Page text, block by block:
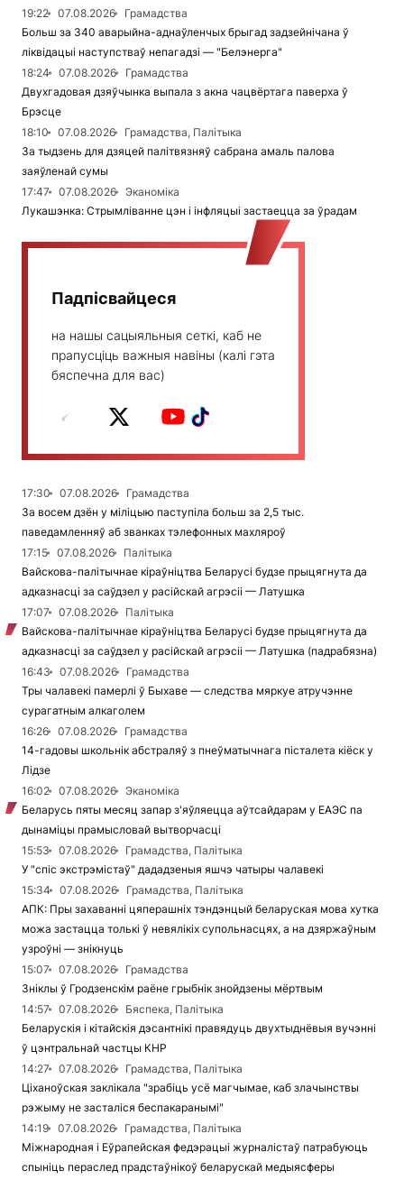
19:22 07.08.2026
Грамадства
Больш за 340 аварыйна-аднаўленчых брыгад задзейнічана ў
ліквідацыі наступстваў непагадзі — "Белэнерга"
18:24
07.08.2026
Грамадства
Двухгадовая дзяўчынка выпала з акна чацвёртага паверха ў
Брэсце
18:10
07.08.2026
Грамадства, Палітыка
За тыдзень для дзяцей палітвязняў сабрана амаль палова
заяўленай сумы
17:47
07.08.2026
Эканоміка
Лукашэнка: Стрымліванне цэн і інфляцыі застаецца за ўрадам
Падпісвайцеся
на нашы сацыяльныя сеткі, каб не
прапусціць важныя навіны (калі гэта
бяспечна для вас)
17:30 07.08.2026
Грамадства
За восем дзён у міліцыю паступіла больш за 2,5 тыс.
паведамленняў аб званках тэлефонных махляроў
17:15
07.08.2026
Палітыка
Вайскова-палітычнае кіраўніцтва Беларусі будзе прыцягнута да
адказнасці за саўдзел у расійскай агрэсіі — Латушка
17:07
07.08.2026
Палітыка
Вайскова-палітычнае кіраўніцтва Беларусі будзе прыцягнута да
адказнасці за саўдзел у расійскай агрэсіі — Латушка (падрабязна)
16:43
07.08.2026
Грамадства
Тры чалавекі памерлі ў Быхаве — следства мяркуе атручэнне
сурагатным алкаголем
16:26
07.08.2026
Грамадства
14-гадовы школьнік абстраляў з пнеўматычнага пісталета кіёск у
Лідзе
16:02
07.08.2026
Эканоміка
Беларусь пяты месяц запар з'яўляецца аўтсайдарам у ЕАЭС па
дынаміцы прамысловай вытворчасці
15:53
07.08.2026
Грамадства, Палітыка
У "спіс экстрэмістаў" дададзеныя яшчэ чатыры чалавекі
15:34
07.08.2026
Грамадства, Палітыка
АПК: Пры захаванні цяперашніх тэндэнцый беларуская мова хутка
можа застацца толькі ў невялікіх супольнасцях, а на дзяржаўным
узроўні — знікнуць
15:07
07.08.2026
Грамадства
Зніклы ў Гродзенскім раёне грыбнік знойдзены мёртвым
14:57
07.08.2026
Бяспека, Палітыка
Беларускія і кітайскія дэсантнікі правядуць двухтыднёвыя вучэнні
ў цэнтральнай частцы КНР
14:27
07.08.2026
Грамадства, Палітыка
Ціханоўская заклікала "зрабіць усё магчымае, каб злачынствы
рэжыму не засталіся беспакаранымі"
14:19
07.08.2026
Грамадства, Палітыка
Міжнародная і Еўрапейская федэрацыі журналістаў патрабуюць
спыніць пераслед прадстаўнікоў беларускай медыясферы